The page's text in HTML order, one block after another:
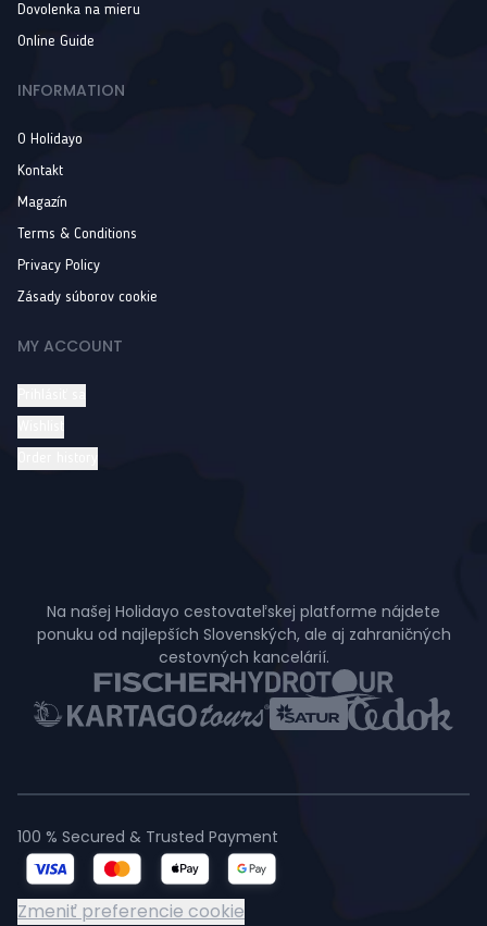
Dovolenka na mieru
Online Guide
INFORMATION
O Holidayo
Kontakt
Magazín
Terms & Conditions
Privacy Policy
Zásady súborov cookie
MY ACCOUNT
Na našej Holidayo cestovateľskej platforme nájdete
ponuku od najlepších Slovenských, ale aj zahraničných
cestovných kancelárií.
100 % Secured & Trusted Payment
Zmeniť preferencie cookie